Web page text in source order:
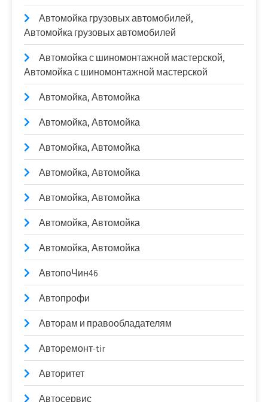
Автомойка грузовых автомобилей,
Автомойка грузовых автомобилей
Автомойка с шиномонтажной мастерской,
Автомойка с шиномонтажной мастерской
Автомойка, Автомойка
Автомойка, Автомойка
Автомойка, Автомойка
Автомойка, Автомойка
Автомойка, Автомойка
Автомойка, Автомойка
Автомойка, Автомойка
АвтопоЧин46
Автопрофи
Авторам и правообладателям
Авторемонт-tir
Авторитет
Автосервис